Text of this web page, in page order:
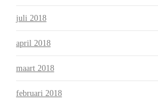
juli 2018
april 2018
maart 2018
februari 2018